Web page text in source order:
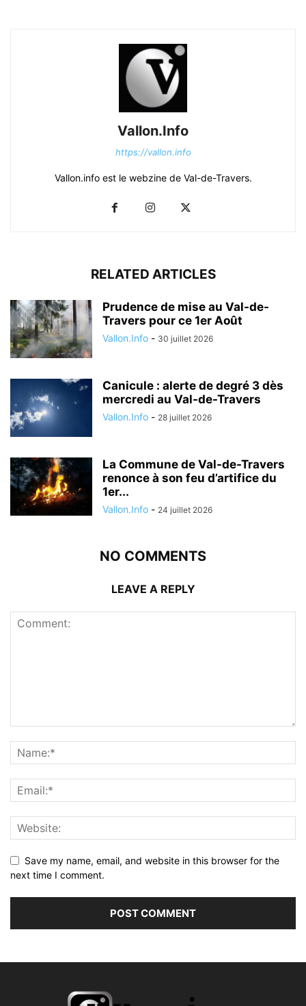
Vallon.Info
https://vallon.info
Vallon.info est le webzine de Val-de-Travers.
RELATED ARTICLES
Prudence de mise au Val-de-
Travers pour ce 1er Août
Vallon.Info - 30 juillet 2026
Canicule : alerte de degré 3 dès
mercredi au Val-de-Travers
Vallon.Info - 28 juillet 2026
La Commune de Val-de-Travers
renonce à son feu d’artifice du
1er...
Vallon.Info - 24 juillet 2026
NO COMMENTS
LEAVE A REPLY
Save my name, email, and website in this browser for the
next time I comment.